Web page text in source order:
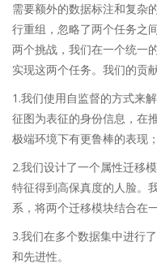
需要额外的数据标注和复杂
行重组，忽略了两个任务之
两个挑战，我们在一个统一
实现这两个任务。我们的贡
1.我们使用自监督的方式来
征图为表征的身份信息，在
极端环境下有更鲁棒的表现；
2.我们设计了一个属性迁移
特征得到高保真度的人脸。
系，将两个迁移模块结合在
3.我们在多个数据集中进行
和先进性。